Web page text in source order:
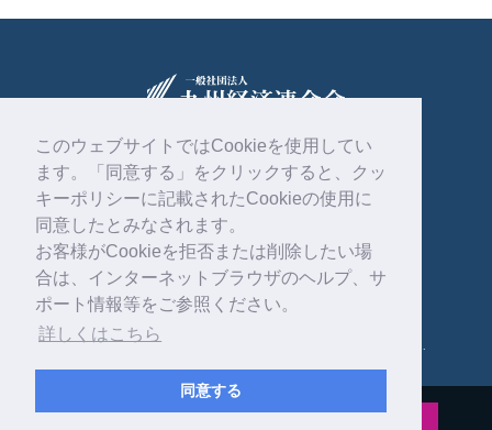
このウェブサイトではCookieを使用してい
ます。「同意する」をクリックすると、クッ
キーポリシーに記載されたCookieの使用に
同意したとみなされます。
お客様がCookieを拒否または削除したい場
合は、インターネットブラウザのヘルプ、サ
ポート情報等をご参照ください。
詳しくはこちら
同意する
〒810-0004
福岡市中央区渡辺通2丁目1番82号
092-761-4261
Copyright © 一般社団法人 九州経済連合会 . All rights reserved.